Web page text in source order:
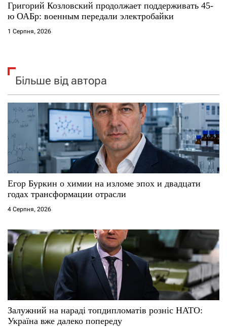
Григорий Козловский продолжает поддерживать 45-
ю ОАБр: военным передали электробайки
1 Серпня, 2026
Більше від автора
Егор Буркин о химии на изломе эпох и двадцати
годах трансформации отрасли
4 Серпня, 2026
Залужний на нараді топдипломатів розніс НАТО:
Україна вже далеко попереду